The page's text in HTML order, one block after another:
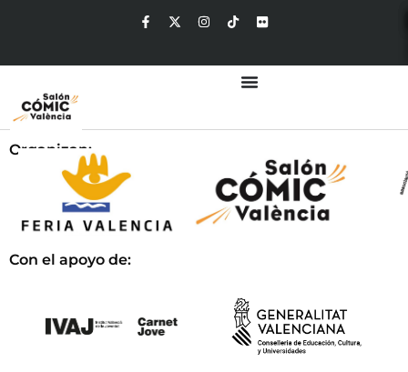
Organizan:
Con el apoyo de: